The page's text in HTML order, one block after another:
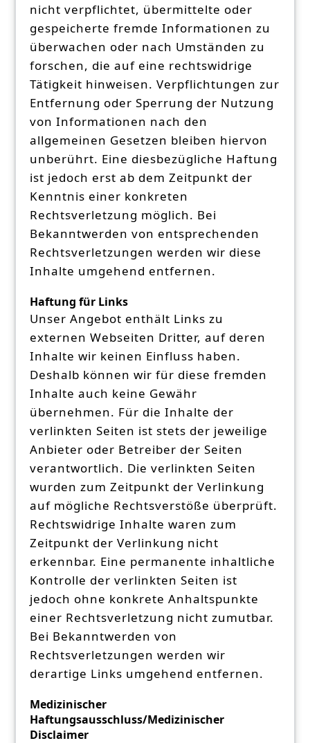
nicht verpflichtet, übermittelte oder
gespeicherte fremde Informationen zu
überwachen oder nach Umständen zu
forschen, die auf eine rechtswidrige
Tätigkeit hinweisen. Verpflichtungen zur
Entfernung oder Sperrung der Nutzung
von Informationen nach den
allgemeinen Gesetzen bleiben hiervon
unberührt. Eine diesbezügliche Haftung
ist jedoch erst ab dem Zeitpunkt der
Kenntnis einer konkreten
Rechtsverletzung möglich. Bei
Bekanntwerden von entsprechenden
Rechtsverletzungen werden wir diese
Inhalte umgehend entfernen.
Haftung für Links
Unser Angebot enthält Links zu
externen Webseiten Dritter, auf deren
Inhalte wir keinen Einfluss haben.
Deshalb können wir für diese fremden
Inhalte auch keine Gewähr
übernehmen. Für die Inhalte der
verlinkten Seiten ist stets der jeweilige
Anbieter oder Betreiber der Seiten
verantwortlich. Die verlinkten Seiten
wurden zum Zeitpunkt der Verlinkung
auf mögliche Rechtsverstöße überprüft.
Rechtswidrige Inhalte waren zum
Zeitpunkt der Verlinkung nicht
erkennbar. Eine permanente inhaltliche
Kontrolle der verlinkten Seiten ist
jedoch ohne konkrete Anhaltspunkte
einer Rechtsverletzung nicht zumutbar.
Bei Bekanntwerden von
Rechtsverletzungen werden wir
derartige Links umgehend entfernen.
Medizinischer
Haftungsausschluss/Medizinischer
Disclaimer